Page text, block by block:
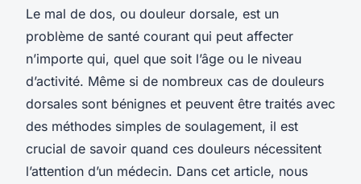
Le mal de dos, ou douleur dorsale, est un
problème de santé courant qui peut affecter
n’importe qui, quel que soit l’âge ou le niveau
d’activité. Même si de nombreux cas de douleurs
dorsales sont bénignes et peuvent être traités avec
des méthodes simples de soulagement, il est
crucial de savoir quand ces douleurs nécessitent
l’attention d’un médecin. Dans cet article, nous